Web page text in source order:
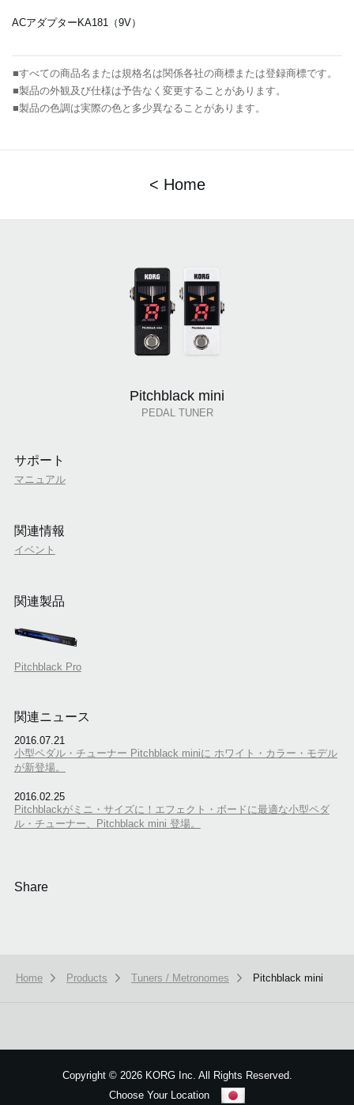
ACアダプターKA181（9V）
■すべての商品名または規格名は関係各社の商標または登録商標です。
■製品の外観及び仕様は予告なく変更することがあります。
■製品の色調は実際の色と多少異なることがあります。
< Home
Pitchblack mini
PEDAL TUNER
サポート
マニュアル
関連情報
イベント
関連製品
Pitchblack Pro
関連ニュース
2016.07.21
小型ペダル・チューナー Pitchblack miniに ホワイト・カラー・モデル
が新登場。
2016.02.25
Pitchblackがミニ・サイズに！エフェクト・ボードに最適な小型ペダ
ル・チューナー、Pitchblack mini 登場。
Share
Home Products Tuners / Metronomes Pitchblack mini
Copyright ©2026 KORG Inc. All Rights Reserved.
Choose Your Location